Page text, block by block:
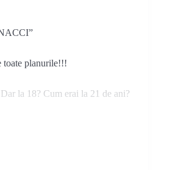
toate planurile!!!
la 18? Cum erai la 21 de ani?
și frustrările trecutului?